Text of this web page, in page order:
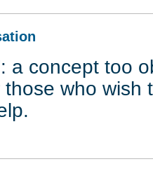
a concept too
who wish